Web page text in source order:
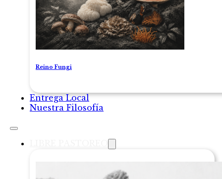
Reino Fungi
Entrega Local
Nuestra Filosofía